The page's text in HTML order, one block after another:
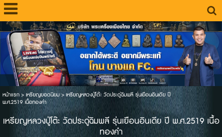
หน้าแรก> เหรียญยอดนิยม>เหรียญหลวงปู่โต๊ะ วัดประดู่ฉิมพลี รุ่นเยือนอินเดีย ปี
พ.ศ.2519 เนื้อทองคำ
เหรียญหลวงปู่โต๊ะ วัดประดู่ฉิมพลี รุ่นเยือนอินเดีย ปี พ.ศ.2519 เนื้อ
ทองคำ